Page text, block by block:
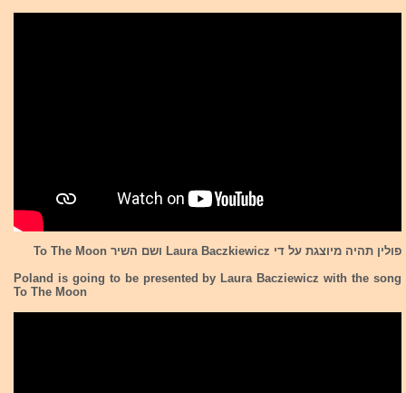
פולין תהיה מיוצגת על די Laura Baczkiewicz ושם השיר To The Moon
Poland is going to be presented by Laura Bacziewicz with the song
To The Moon